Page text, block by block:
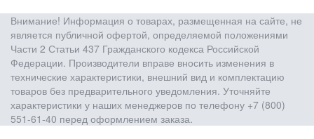
Внимание! Информация о товарах, размещенная на сайте, не
является публичной офертой, определяемой положениями
Части 2 Статьи 437 Гражданского кодекса Российской
Федерации. Производители вправе вносить изменения в
технические характеристики, внешний вид и комплектацию
товаров без предварительного уведомления. Уточняйте
характеристики у наших менеджеров по телефону +7 (800)
551-61-40 перед оформлением заказа.